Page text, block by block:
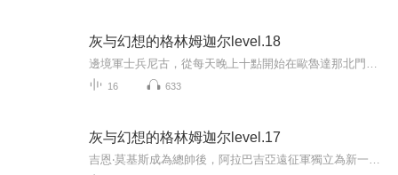
灰与幻想的格林姆迦尔level.18
16 633
灰与幻想的格林姆迦尔level.17